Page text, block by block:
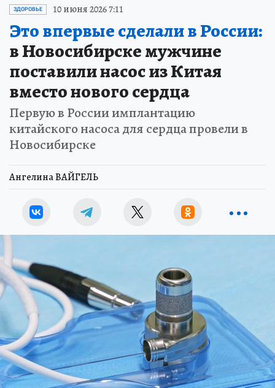
ЗДОРОВЬЕ 10 июня 2026 7:11
Это впервые сделали в России:
в Новосибирске мужчине
поставили насос из Китая
вместо нового сердца
Первую в России имплантацию
китайского насоса для сердца провели в
Новосибирске
Ангелина ВАЙГЕЛЬ